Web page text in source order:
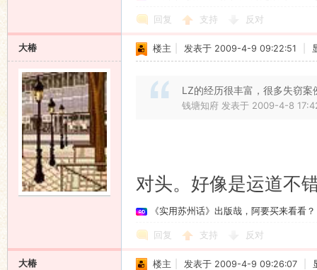
回复 支持 反对
大椿 楼主 发表于 2009-4-9 09:22:51
LZ的经历很丰富，很多失窃
钱塘知府 发表于 2009-4-8
对头。好像是运道不
《实用苏州话》出版哉，阿要买来看看？
回复 支持 反对
大椿 楼主 发表于 2009-4-9 09:26:07